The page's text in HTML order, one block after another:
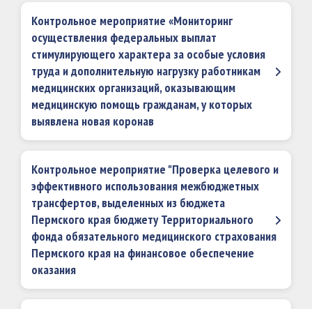
Контрольное мероприятие «Мониторинг
осуществления федеральных выплат
стимулирующего характера за особые условия
труда и дополнительную нагрузку работникам
медицинских организаций, оказывающим
медицинскую помощь гражданам, у которых
выявлена новая коронав
Контрольное мероприятие "Проверка целевого и
эффективного использования межбюджетных
трансфертов, выделенных из бюджета
Пермского края бюджету Территориального
фонда обязательного медицинского страхования
Пермского края на финансовое обеспечение
оказания